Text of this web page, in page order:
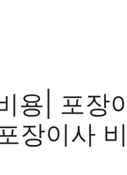
용| 포장
장이사